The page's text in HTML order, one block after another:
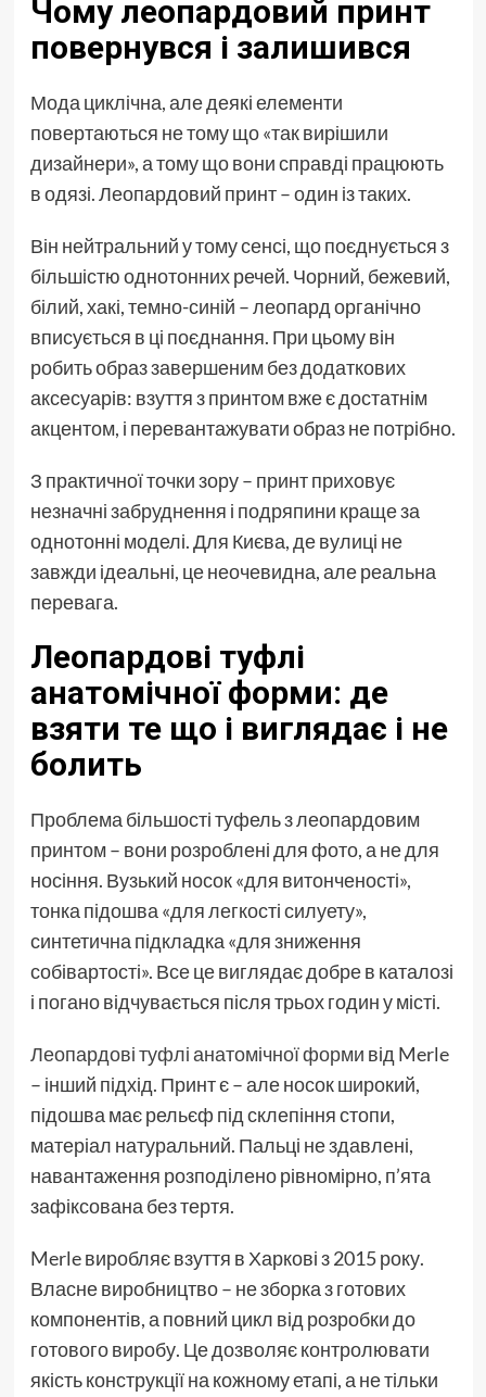
Чому леопардовий принт
повернувся і залишився
Мода циклічна, але деякі елементи
повертаються не тому що «так вирішили
дизайнери», а тому що вони справді працюють
в одязі. Леопардовий принт – один із таких.
Він нейтральний у тому сенсі, що поєднується з
більшістю однотонних речей. Чорний, бежевий,
білий, хакі, темно-синій – леопард органічно
вписується в ці поєднання. При цьому він
робить образ завершеним без додаткових
аксесуарів: взуття з принтом вже є достатнім
акцентом, і перевантажувати образ не потрібно.
З практичної точки зору – принт приховує
незначні забруднення і подряпини краще за
однотонні моделі. Для Києва, де вулиці не
завжди ідеальні, це неочевидна, але реальна
перевага.
Леопардові туфлі
анатомічної форми: де
взяти те що і виглядає і не
болить
Проблема більшості туфель з леопардовим
принтом – вони розроблені для фото, а не для
носіння. Вузький носок «для витонченості»,
тонка підошва «для легкості силуету»,
синтетична підкладка «для зниження
собівартості». Все це виглядає добре в каталозі
і погано відчувається після трьох годин у місті.
Леопардові туфлі анатомічної форми від Merle
– інший підхід. Принт є – але носок широкий,
підошва має рельєф під склепіння стопи,
матеріал натуральний. Пальці не здавлені,
навантаження розподілено рівномірно, п’ята
зафіксована без тертя.
Merle виробляє взуття в Харкові з 2015 року.
Власне виробництво – не зборка з готових
компонентів, а повний цикл від розробки до
готового виробу. Це дозволяє контролювати
якість конструкції на кожному етапі, а не тільки